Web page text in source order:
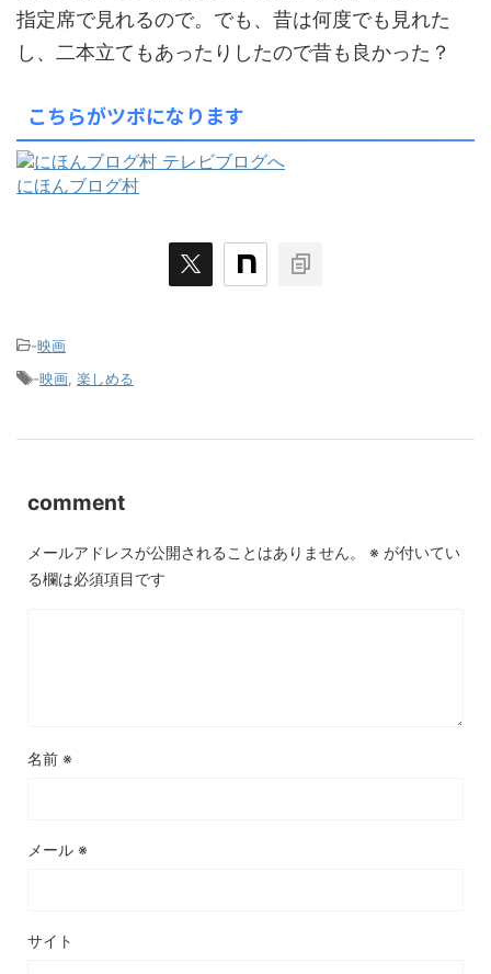
指定席で見れるので。でも、昔は何度でも見れた
し、二本立てもあったりしたので昔も良かった？
こちらがツボになります
にほんブログ村
-映画
-映画, 楽しめる
comment
メールアドレスが公開されることはありません。 ※ が付いてい
る欄は必須項目です
名前 ※
メール ※
サイト